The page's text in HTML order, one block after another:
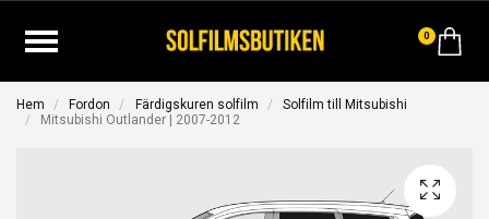
0
Hem Fordon Färdigskuren solfilm
Solfilm till Mitsubishi
Mitsubishi Outlander | 2007-2012